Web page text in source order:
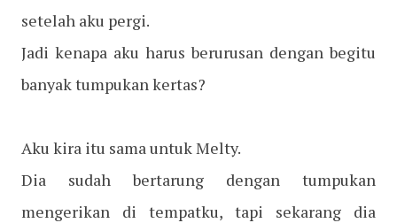
setelah aku pergi.
Jadi kenapa aku harus berurusan dengan begitu
banyak tumpukan kertas?
Aku kira itu sama untuk Melty.
Dia sudah bertarung dengan tumpukan
mengerikan di tempatku, tapi sekarang dia